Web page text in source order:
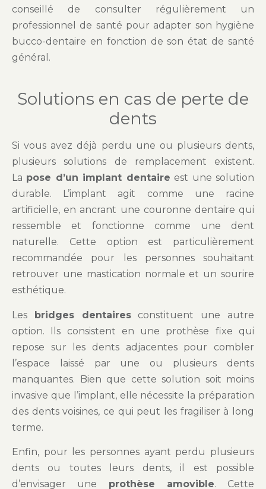
conseillé de consulter régulièrement un
professionnel de santé pour adapter son hygiène
bucco-dentaire en fonction de son état de santé
général.
Solutions en cas de perte de
dents
Si vous avez déjà perdu une ou plusieurs dents,
plusieurs solutions de remplacement existent.
La pose d’un implant dentaire est une solution
durable. L’implant agit comme une racine
artificielle, en ancrant une couronne dentaire qui
ressemble et fonctionne comme une dent
naturelle. Cette option est particulièrement
recommandée pour les personnes souhaitant
retrouver une mastication normale et un sourire
esthétique.
Les bridges dentairesconstituent une autre
option. Ils consistent en une prothèse fixe qui
repose sur les dents adjacentes pour combler
l’espace laissé par une ou plusieurs dents
manquantes. Bien que cette solution soit moins
invasive que l’implant, elle nécessite la préparation
des dents voisines, ce qui peut les fragiliser à long
terme.
Enfin, pour les personnes ayant perdu plusieurs
dents ou toutes leurs dents, il est possible
d’envisager une prothèse amovible. Cette